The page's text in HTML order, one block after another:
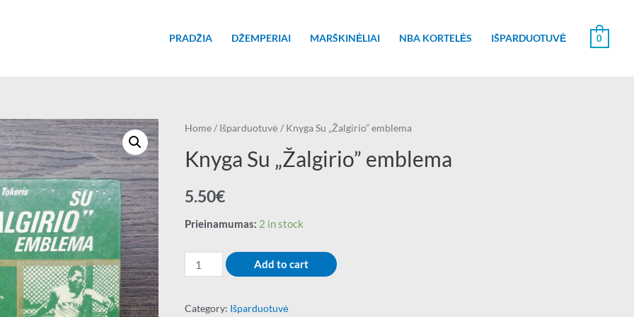
PRADŽIA DŽEMPERIAI MARŠKINĖLIAI NBA KORTELĖS IŠPARDUOTUVĖ 0
Home/ Išparduotuvė / Knyga Su „Žalgirio” emblema
Knyga Su „Žalgirio” emblema
5.50€
Prieinamumas: 2 in stock
Knyga
Su
Add to cart
Category: Išparduotuvė